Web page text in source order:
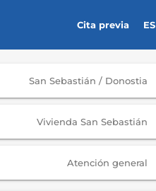
Cita previa ES
San Sebastián / Donostia
Vivienda San Sebastián
Atención general